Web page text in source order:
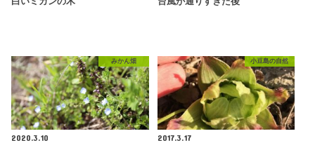
みかん畑
2020.3.10
小豆島の自然
2017.3.17